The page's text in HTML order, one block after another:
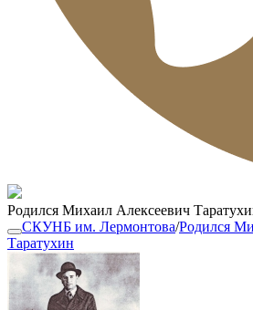
Родился Михаил Алексеевич
СКУНБ им. Лермонтова/Родился
Таратухин